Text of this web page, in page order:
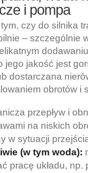
i pompa
czy do silnika
– szczególnie
jego jakość jest
dostarczana
obrotów i
przepływ i
na niskich
w sytuacji
(w tym woda):
pracę układu,